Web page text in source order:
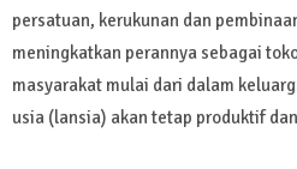
persatuan, kerukunan dan
meningkatkan perannya sebagai
masyarakat mulai dari dalam
usia (lansia) akan tetap produktif